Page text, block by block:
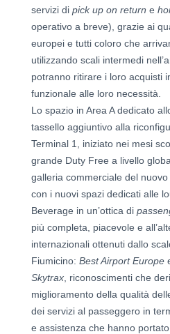
servizi di pick up on return e
operativo a breve), grazie ai
europei e tutti coloro che
utilizzando scali intermedi
potranno ritirare i loro acquisti
funzionale alle loro necessità.
Lo spazio in Area A dedicato
tassello aggiuntivo alla
Terminal 1, iniziato nei mesi
grande Duty Free a livello
galleria commerciale del
con i nuovi spazi dedicati alle
Beverage in un’ottica di
più completa, piacevole e
internazionali ottenuti dallo
Fiumicino: Best Airport Europe
Skytrax , riconoscimenti che
miglioramento della qualità
dei servizi al passeggero in
e assistenza che hanno